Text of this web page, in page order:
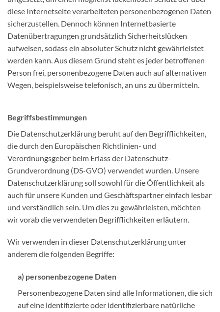
diese Internetseite verarbeiteten personenbezogenen Daten
sicherzustellen. Dennoch können Internetbasierte
Datenübertragungen grundsätzlich Sicherheitslücken
aufweisen, sodass ein absoluter Schutz nicht gewährleistet
werden kann. Aus diesem Grund steht es jeder betroffenen
Person frei, personenbezogene Daten auch auf alternativen
Wegen, beispielsweise telefonisch, an uns zu übermitteln.
Begriffsbestimmungen
Die Datenschutzerklärung beruht auf den Begrifflichkeiten,
die durch den Europäischen Richtlinien- und
Verordnungsgeber beim Erlass der Datenschutz-
Grundverordnung (DS-GVO) verwendet wurden. Unsere
Datenschutzerklärung soll sowohl für die Öffentlichkeit als
auch für unsere Kunden und Geschäftspartner einfach lesbar
und verständlich sein. Um dies zu gewährleisten, möchten
wir vorab die verwendeten Begrifflichkeiten erläutern.
Wir verwenden in dieser Datenschutzerklärung unter
anderem die folgenden Begriffe:
a) personenbezogene Daten
Personenbezogene Daten sind alle Informationen, die sich
auf eine identifizierte oder identifizierbare natürliche